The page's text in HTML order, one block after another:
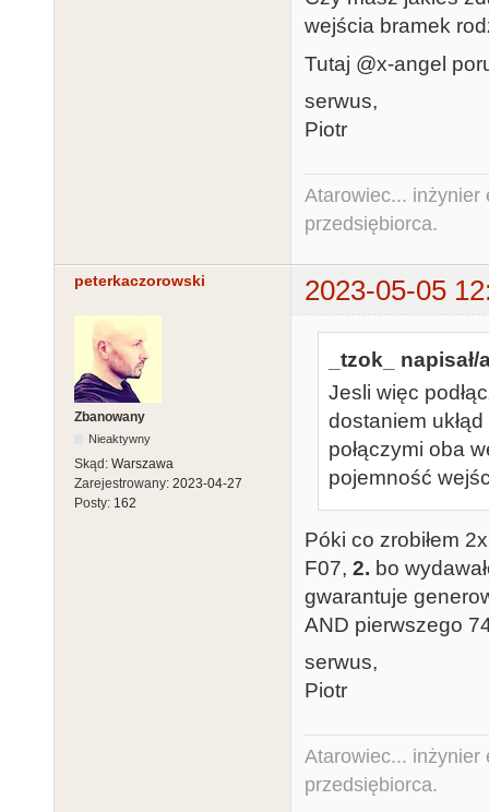
wejścia bramek
Tutaj @x-angel
serwus,
Piotr
Atarowiec... inżynier
przedsiębiorca.
peterkaczorowski 2023-05-05
Zbanowany
Nieaktywny
Skąd: Warszawa
Zarejestrowany: 2023-04-27
Posty: 162
_tzok_ napisał/
Jesli więc
dostaniem
połączymi oba
pojemność
Póki co zrobiłem
F07, 2. bo
gwarantuje
AND pierwszego
serwus,
Piotr
Atarowiec... inżynier
przedsiębiorca.